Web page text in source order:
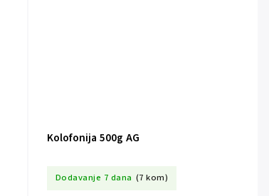
Kolofonija 500g AG
Dodavanje 7 dana (7 kom)